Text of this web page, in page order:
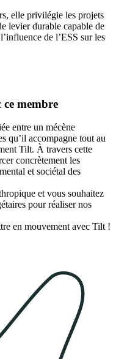
elle privilégie les projets
levier durable capable de
de l’ESS sur les
ce membre
entre un mécène
qu’il accompagne tout au
Tilt. À travers cette
concrètement les
et sociétal des
et vous souhaitez
pour réaliser nos
en mouvement avec Tilt !